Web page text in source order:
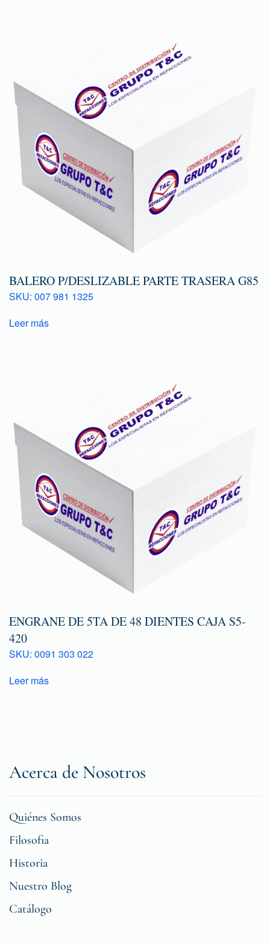
BALERO P/DESLIZABLE PARTE TRASERA G85
SKU: 007 981 1325
Leer más
ENGRANE DE 5TA DE 48 DIENTES CAJA S5-
420
SKU: 0091 303 022
Leer más
Acerca de Nosotros
Quiénes Somos
Filosofia
Historia
Nuestro Blog
Catálogo